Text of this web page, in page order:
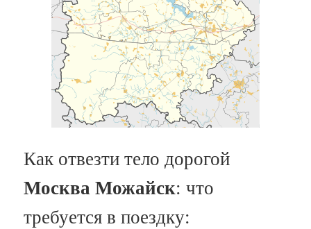
Как отвезти тело дорогой
Москва Можайск: что
требуется в поездку: